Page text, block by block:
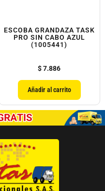
ESCOBA GRANDAZA TASK
PRO SIN CABO AZUL
(1005441)
$7.886
Añadir al carrito